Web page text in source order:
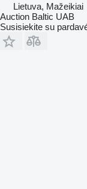
Lietuva, Mažeikiai
Auction Baltic UAB
Susisiekite su